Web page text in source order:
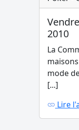
2010
La
mode
[...]
Lire